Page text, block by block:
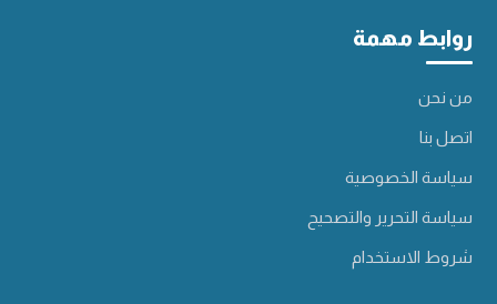
روابط مهمة
من نحن
اتصل بنا
سياسة الخصوصية
سياسة التحرير والتصحيح
شروط الاستخدام